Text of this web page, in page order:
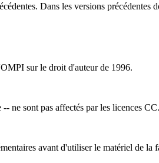
Dans les versions précédentes
sur le droit d'auteur de 1996.
ne sont pas affectés par les licences CC.
avant d'utiliser le matériel de la